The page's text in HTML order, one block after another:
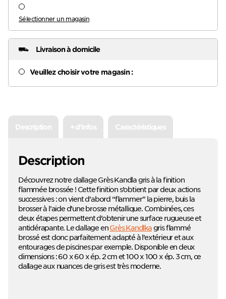
Sélectionner un magasin
Livraison à domicile
Veuillez choisir votre magasin :
Description + d'infos Caractéristiques
Description
Découvrez notre dallage Grès Kandla gris à la finition
flammée brossée ! Cette finition s’obtient par deux actions
successives : on vient d’abord “flammer” la pierre, buis la
brosser à l’aide d’une brosse métallique. Combinées, ces
deux étapes permettent d’obtenir une surface rugueuse et
antidérapante. Le dallage enGrès Kandlkagris flammé
brossé est donc parfaitement adapté à l’extérieur et aux
entourages de piscines par exemple. Disponible en deux
dimensions : 60 x 60 x ép. 2 cm et 100 x 100 x ép. 3 cm, ce
dallage aux nuances de gris est très moderne.